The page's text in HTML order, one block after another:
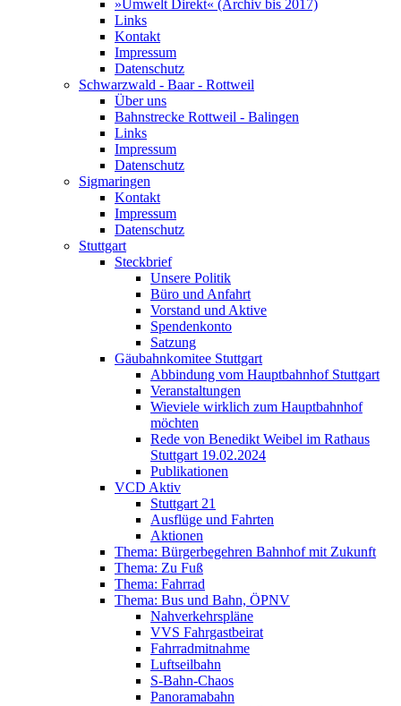
»Umwelt Direkt« (Archiv bis 2017)
Links
Kontakt
Impressum
Datenschutz
Schwarzwald - Baar - Rottweil
Über uns
Bahnstrecke Rottweil - Balingen
Links
Impressum
Datenschutz
Sigmaringen
Kontakt
Impressum
Datenschutz
Stuttgart
Steckbrief
Unsere Politik
Büro und Anfahrt
Vorstand und Aktive
Spendenkonto
Satzung
Gäubahnkomitee Stuttgart
Abbindung vom Hauptbahnhof Stuttgart
Veranstaltungen
Wieviele wirklich zum Hauptbahnhof
möchten
Rede von Benedikt Weibel im Rathaus
Stuttgart 19.02.2024
Publikationen
VCD Aktiv
Stuttgart 21
Ausflüge und Fahrten
Aktionen
Thema: Bürgerbegehren Bahnhof mit Zukunft
Thema: Zu Fuß
Thema: Fahrrad
Thema: Bus und Bahn, ÖPNV
Nahverkehrspläne
VVS Fahrgastbeirat
Fahrradmitnahme
Luftseilbahn
S-Bahn-Chaos
Panoramabahn